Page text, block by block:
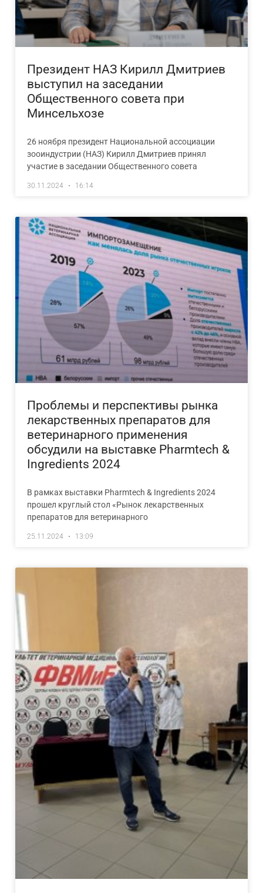
Президент НАЗ Кирилл Дмитриев
выступил на заседании
Общественного совета при
Минсельхозе
26 ноября президент Национальной ассоциации
зооиндустрии (НАЗ) Кирилл Дмитриев принял
участие в заседании Общественного совета
30.11.2024 16:14
Проблемы и перспективы рынка
лекарственных препаратов для
ветеринарного применения
обсудили на выставке Pharmtech &
Ingredients 2024
В рамках выставки Pharmtech & Ingredients 2024
прошел круглый стол «Рынок лекарственных
препаратов для ветеринарного
25.11.2024 13:09